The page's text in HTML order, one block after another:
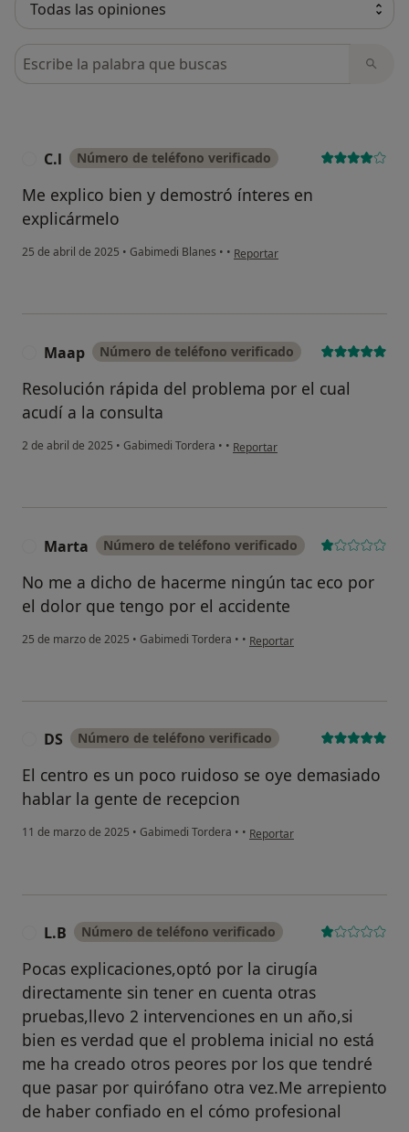
Busca en opiniones
C.l Número de teléfono verificado
Me explico bien y demostró ínteres en
explicármelo
25 de abril de 2025 • Gabimedi Blanes • • en opinión del usuario C.l
Reportar
Maap Número de teléfono verificado
Resolución rápida del problema por el cual
acudí a la consulta
2 de abril de 2025 • Gabimedi Tordera • • en opinión del usuario Maap
Reportar
Marta Número de teléfono verificado
No me a dicho de hacerme ningún tac eco por
el dolor que tengo por el accidente
25 de marzo de 2025 • Gabimedi Tordera • • en opinión del usuario Marta
Reportar
DS Número de teléfono verificado
El centro es un poco ruidoso se oye demasiado
hablar la gente de recepcion
11 de marzo de 2025 • Gabimedi Tordera • • en opinión del usuario DS
Reportar
L.B Número de teléfono verificado
Pocas explicaciones,optó por la cirugía
directamente sin tener en cuenta otras
pruebas,llevo 2 intervenciones en un año,si
bien es verdad que el problema inicial no está
me ha creado otros peores por los que tendré
que pasar por quirófano otra vez.Me arrepiento
de haber confiado en el cómo profesional